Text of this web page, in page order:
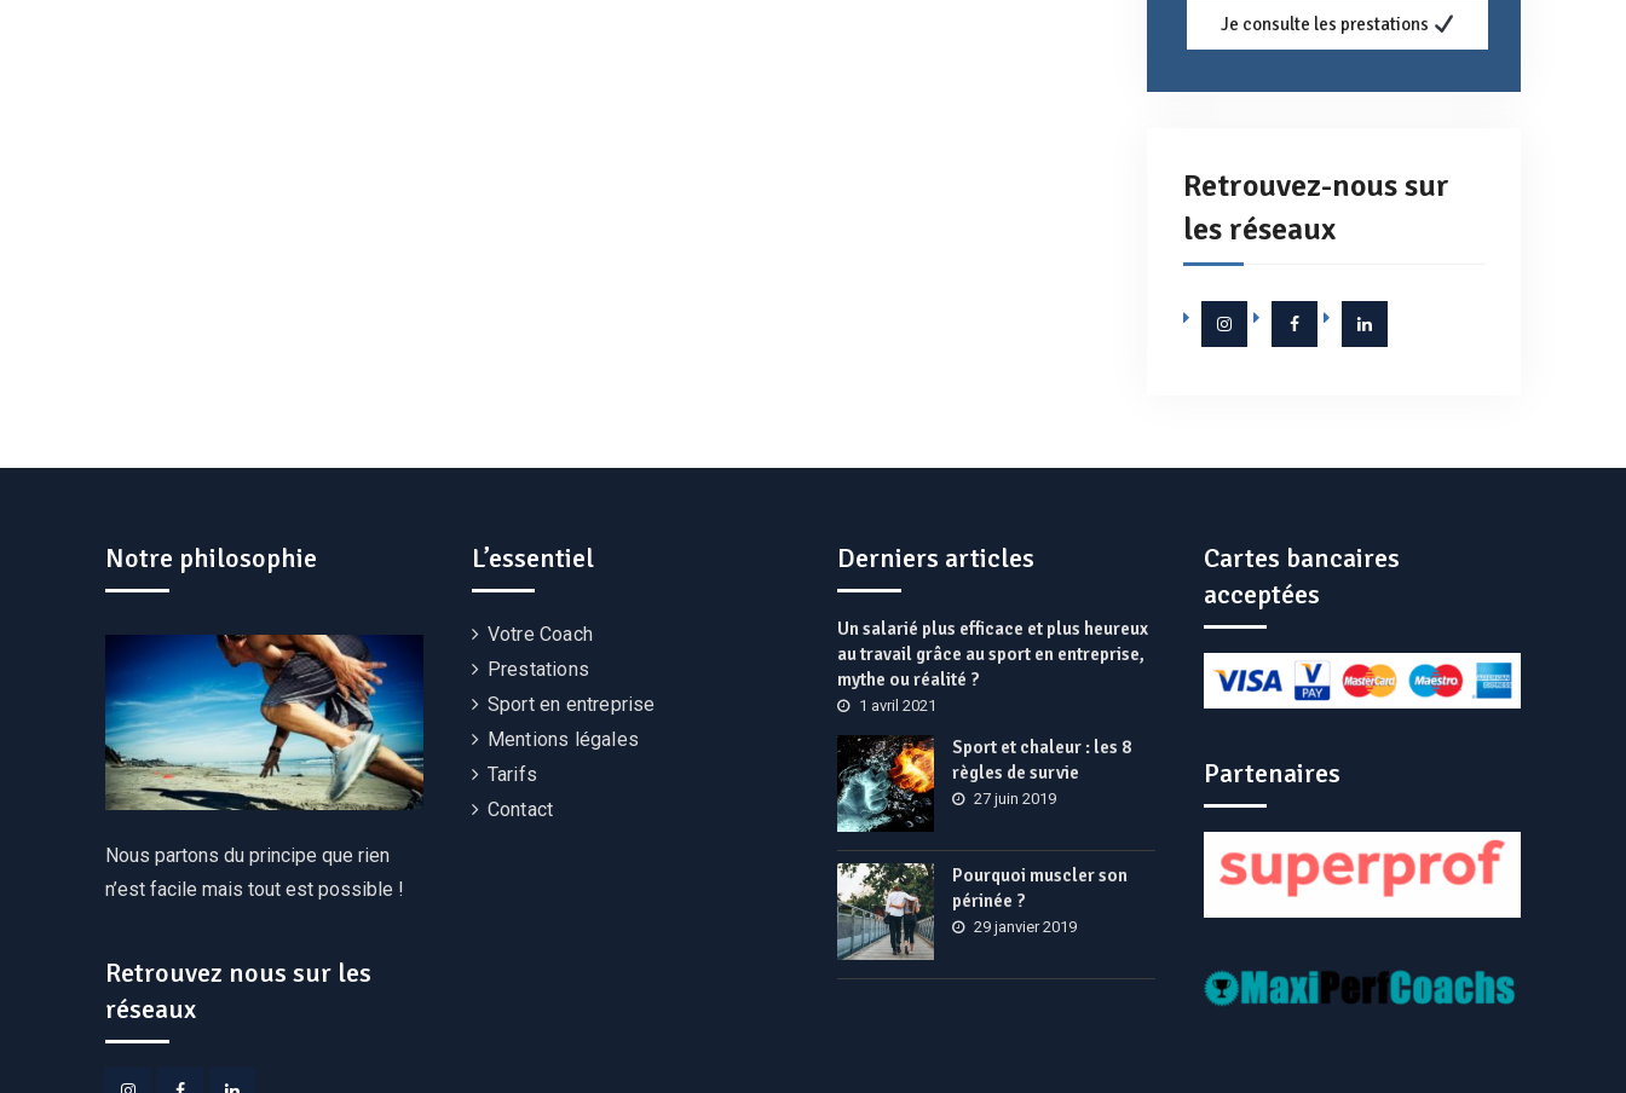
Je consulte les prestations
Retrouvez-nous sur
les réseaux
Notre philosophie
Nous partons du principe que rien
n’est facile mais tout est possible !
Retrouvez nous sur les
réseaux
L’essentiel
Votre Coach
Prestations
Sport en entreprise
Mentions légales
Tarifs
Contact
Derniers articles
Un salarié plus efficace et plus heureux
au travail grâce au sport en entreprise,
mythe ou réalité ?
1 avril 2021
Sport et chaleur : les 8
règles de survie
27 juin 2019
Pourquoi muscler son
périnée ?
29 janvier 2019
Cartes bancaires
acceptées
Partenaires